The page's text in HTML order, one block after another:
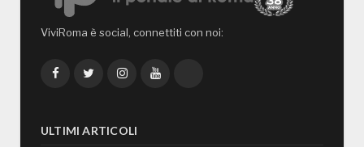
ViviRoma è social, connettiti con noi:
FacebookTwitterInstagramYouTube
ULTIMI ARTICOLI